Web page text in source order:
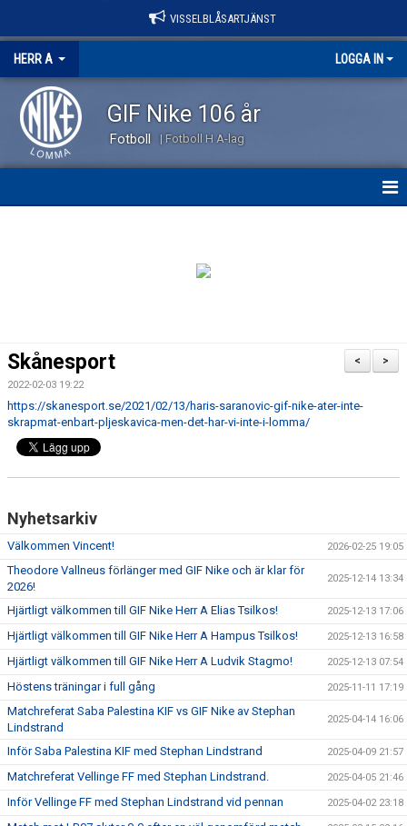
VISSELBLÅSARTJÄNST
HERR A LOGGA IN
GIF Nike 106 år
Fotboll | Fotboll H A-lag
KONTAKT
BILDGALLERI
DOKUMENT
DIV 5 HERR SYDVÄSTRA SKÅNE 2026
DIVISION 2 HERR B SKÅNE
>
<
Skånesport
2022-02-03 19:22
https://skanesport.se/2021/02/13/haris-saranovic-gif-nike-ater-inte-
skrapmat-enbart-pljeskavica-men-det-har-vi-inte-i-lomma/
Nyhetsarkiv
Välkommen Vincent! 2026-02-25 19:05
Theodore Vallneus förlänger med GIF Nike och är klar för
2026!
2025-12-14 13:34
Hjärtligt välkommen till GIF Nike Herr A Elias Tsilkos! 2025-12-13 17:06
Hjärtligt välkommen till GIF Nike Herr A Hampus Tsilkos! 2025-12-13 16:58
Hjärtligt välkommen till GIF Nike Herr A Ludvik Stagmo! 2025-12-13 07:54
Höstens träningar i full gång 2025-11-11 17:19
Matchreferat Saba Palestina KIF vs GIF Nike av Stephan
Lindstrand
2025-04-14 16:06
Inför Saba Palestina KIF med Stephan Lindstrand 2025-04-09 21:57
Matchreferat Vellinge FF med Stephan Lindstrand. 2025-04-05 21:46
Inför Vellinge FF med Stephan Lindstrand vid pennan 2025-04-02 23:18